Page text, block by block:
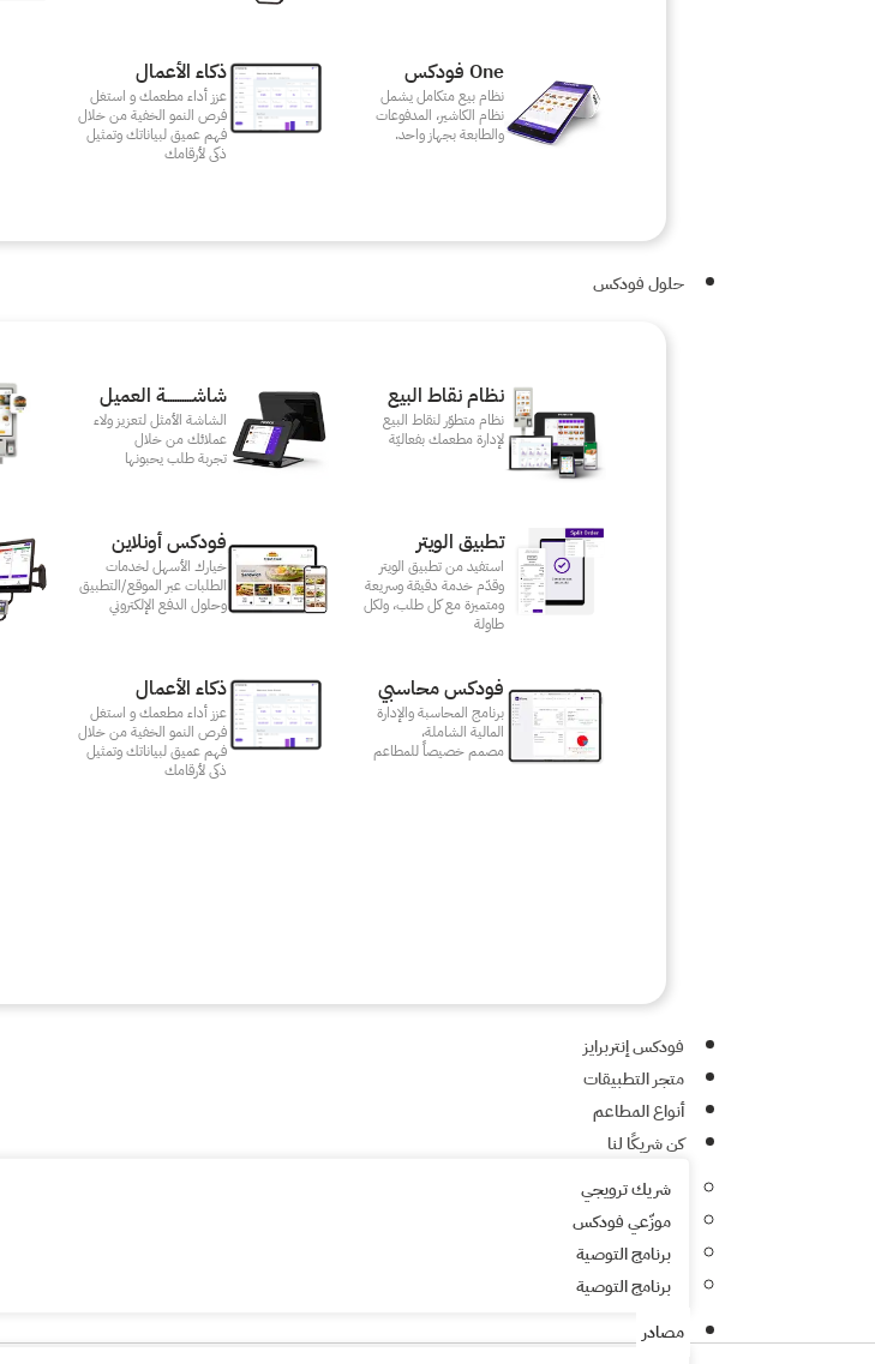
One فودكس
نظام بيع متكامل يشمل
نظام الكاشير، المدفوعات
والطابعة بجهاز واحد.
ذكاء الأعمال
عزز أداء مطعمك و استغل
فرص النمو الخفية من خلال
فهم عميق لبياناتك وتمثيل
ذكى لأرقامك
حلول فودكس
نظام نقاط البيع
نظام متطوّر لنقاط البيع
لإدارة مطعمك بفعاليّة
شاشـــــــــــة العميل
الشاشة الأمثل لتعزيز ولاء
عملائك من خلال
تجربة طلب يحبونها
تطبيق الويتر
استفيد من تطبيق الويتر
وقدّم خدمة دقيقة وسريعة
ومتميزة مع كل طلب، ولكل
طاولة
فودكس أونلاين
خيارك الأسهل لخدمات
الطلبات عبر الموقع/التطبيق
وحلول الدفع الإلكتروني
فودكس محاسبي
برنامج المحاسبة والإدارة
المالية الشاملة،
مصمم خصيصاً للمطاعم
ذكاء الأعمال
عزز أداء مطعمك و استغل
فرص النمو الخفية من خلال
فهم عميق لبياناتك وتمثيل
ذكى لأرقامك
فودكس إنتربرايز
متجر التطبيقات
أنواع المطاعم
كن شريكًا لنا
شريك ترويجي
موزّعي فودكس
برنامج التوصية
برنامج التوصية
مصادر